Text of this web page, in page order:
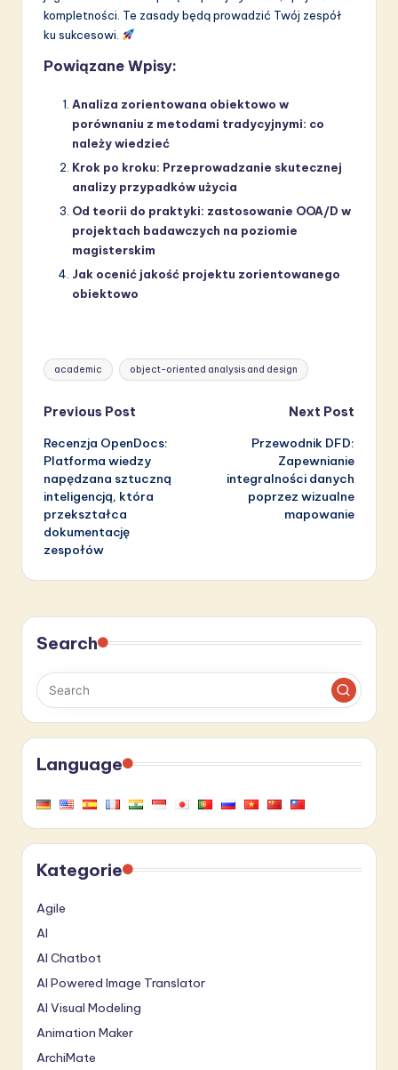
kompletności. Te zasady będą prowadzić Twój zespół
ku sukcesowi.
Powiązane Wpisy:
Analiza zorientowana obiektowo w
porównaniu z metodami tradycyjnymi: co
należy wiedzieć
Krok po kroku: Przeprowadzanie skutecznej
analizy przypadków użycia
Od teorii do praktyki: zastosowanie OOA/D w
projektach badawczych na poziomie
magisterskim
Jak ocenić jakość projektu zorientowanego
obiektowo
Tags:
academic object-oriented analysis and design
Post
navigation
Previous Post
Recenzja OpenDocs:
Platforma wiedzy
napędzana sztuczną
inteligencją, która
przekształca
dokumentację
zespołów
Next Post
Przewodnik DFD:
Zapewnianie
integralności danych
poprzez wizualne
mapowanie
Search
Language
Kategorie
Agile
AI
AI Chatbot
AI Powered Image Translator
AI Visual Modeling
Animation Maker
ArchiMate